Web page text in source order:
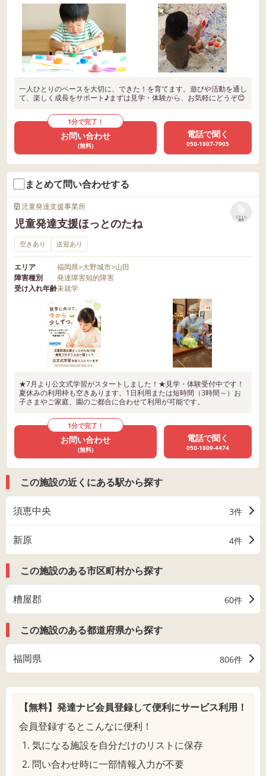
一人ひとりのペースを大切に、できた！を育てます。遊びや活動を通し
て、楽しく成長をサポート♪まずは見学・体験から、お気軽にどうぞ😊
1分で完了！
お問い合わせ
(無料)
電話で聞く
050-1807-7905
まとめて問い合わせする
児童発達支援事業所
児童発達支援ほっとのたね
リストに
保存
空きあり 送迎あり
エリア 福岡県>大野城市>山田
障害種別
発達障害知的障害
受け入れ年齢未就学
★7月より公文式学習がスタートしました！★見学・体験受付中です！
夏休みの利用枠も空きあります。1日利用または短時間（3時間～）お
子さまやご家庭、園のご都合に合わせて利用が可能です。
1分で完了！
お問い合わせ
(無料)
電話で聞く
050-1809-4474
この施設の近くにある駅から探す
須恵中央 3件
新原 4件
この施設のある市区町村から探す
糟屋郡 60件
この施設のある都道府県から探す
福岡県 806件
【無料】発達ナビ会員登録して便利にサービス利用！
会員登録するとこんなに便利！
気になる施設を自分だけのリストに保存
問い合わせ時に一部情報入力が不要